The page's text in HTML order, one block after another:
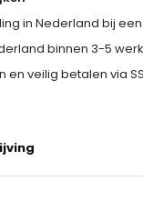
in Nederland bij
binnen 3-5
en veilig betalen via